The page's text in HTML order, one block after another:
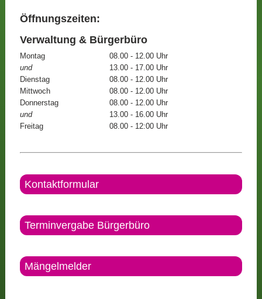
Öffnungszeiten:
Verwaltung & Bürgerbüro
Montag
08.00 - 12.00 Uhr
und
13.00 - 17.00 Uhr
Dienstag
08.00 - 12.00 Uhr
Mittwoch
08.00 - 12.00 Uhr
Donnerstag
08.00 - 12.00 Uhr
und
13.00 - 16.00 Uhr
Freitag
08.00 - 12:00 Uhr
Kontaktformular
Terminvergabe Bürgerbüro
Mängelmelder